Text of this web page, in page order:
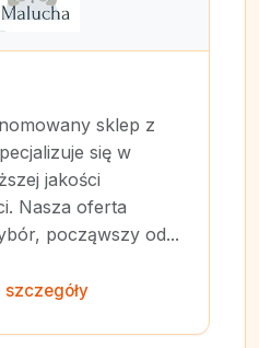
sklep z
się w
jakości
Nasza oferta
począwszy od...
szczegóły